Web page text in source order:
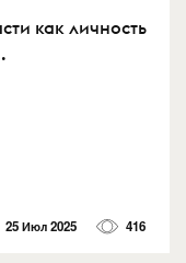
как личность
25 Июл 2025 416